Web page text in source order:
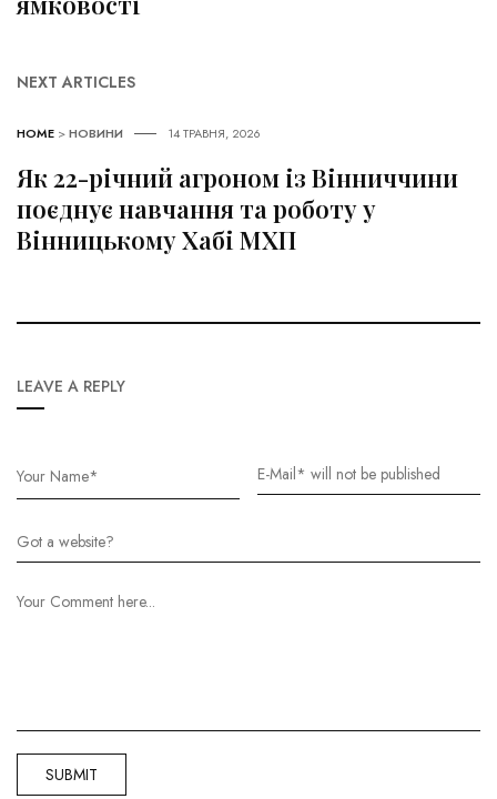
NEXT ARTICLES
HOME >НОВИНИ 14 ТРАВНЯ, 2026
Як 22-річний агроном із Вінниччини
поєднує навчання та роботу у
Вінницькому Хабі МХП
LEAVE A REPLY